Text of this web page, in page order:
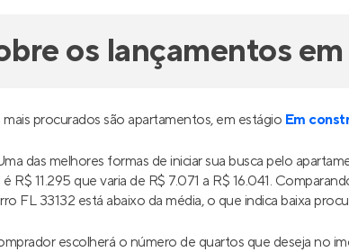
os lançamentos
procurados são apartamentos, em estágio Em
das melhores formas de iniciar sua busca pelo
R$ 11.295 que varia de R$ 7.071 a R$ 16.041.
FL 33132 está abaixo da média, o que indica baixa
escolherá o número de quartos que deseja no